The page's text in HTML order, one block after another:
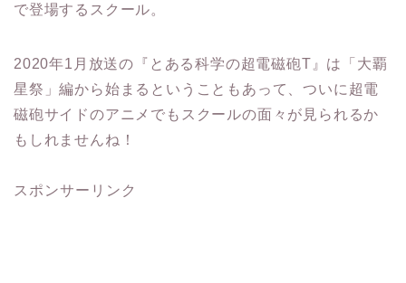
で登場するスクール。
2020年1月放送の『とある科学の超電磁砲T』は「大覇
星祭」編から始まるということもあって、ついに超電
磁砲サイドのアニメでもスクールの面々が見られるか
もしれませんね！
スポンサーリンク